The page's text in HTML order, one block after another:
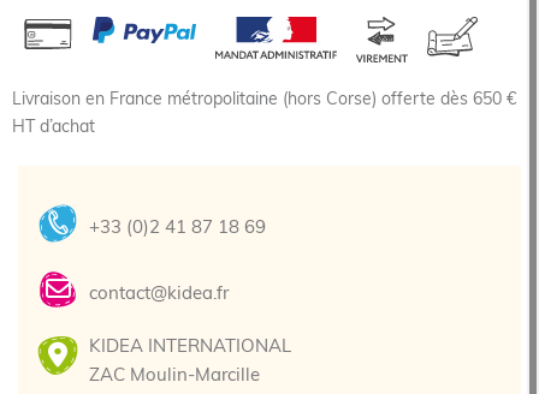
Livraison en France métropolitaine (hors Corse) offerte dès 650 €
HT d’achat
+33 (0)2 41 87 18 69
contact@kidea.fr
KIDEA INTERNATIONAL
ZAC Moulin-Marcille